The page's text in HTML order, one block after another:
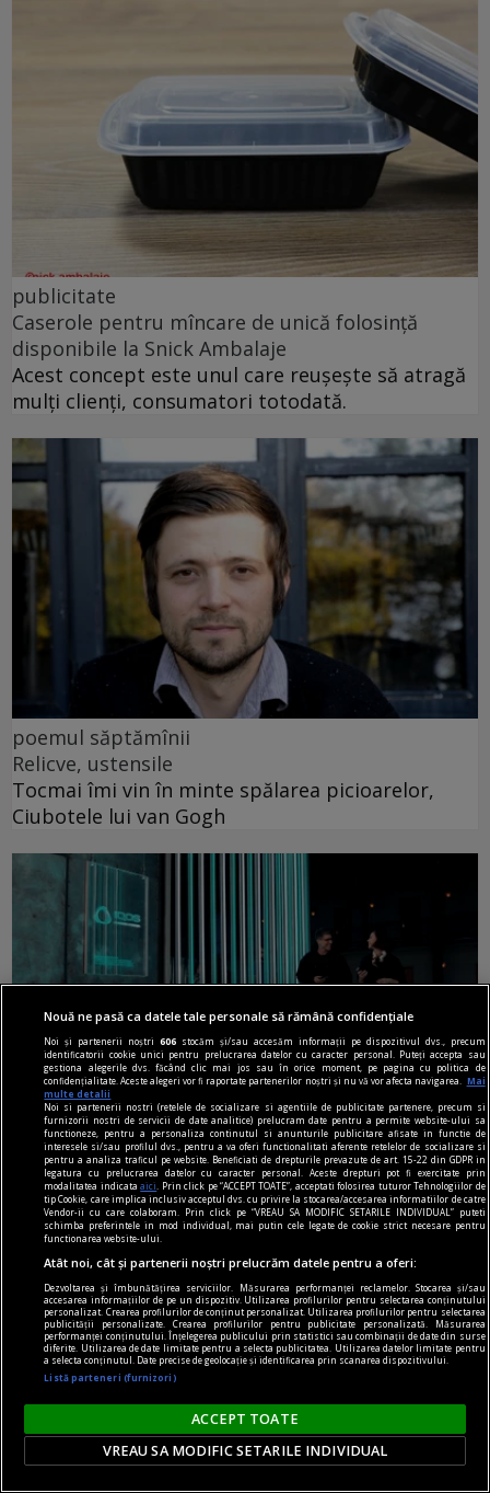
publicitate
Caserole pentru mîncare de unică folosință
disponibile la Snick Ambalaje
Acest concept este unul care reușește să atragă
mulți clienți, consumatori totodată.
poemul săptămînii
Relicve, ustensile
Tocmai îmi vin în minte spălarea picioarelor,
Ciubotele lui van Gogh
material susținut de iqos
Omid Ghannadi, creatorul instalației IQOS x
DIPLOMA: Apreciez că sînt companii care se
implică atît de vizibil în sprijinul comunității
El este omul din spatele instalației imersive IQOS
proiectată special pentru ediția de anul acesta a
festivalului DIPLOMA.
Parteneri
Nouă ne pasă ca datele tale personale să rămână confidențiale
Noi și partenerii noștri606 stocăm și/sau accesăm informații pe dispozitivul dvs., precum
identificatorii cookie unici pentru prelucrarea datelor cu caracter personal. Puteți accepta sau
gestiona alegerile dvs. făcând clic mai jos sau în orice moment, pe pagina cu politica de
confidențialitate. Aceste alegeri vor fi raportate partenerilor noștri și nu vă vor afecta navigarea.
Mai
multe detalii
Noi si partenerii nostri (retelele de socializare si agentiile de publicitate partenere, precum si
furnizorii nostri de servicii de date analitice) prelucram date pentru a permite website-ului sa
functioneze, pentru a personaliza continutul si anunturile publicitare afisate in functie de
interesele si/sau profilul dvs., pentru a va oferi functionalitati aferente retelelor de socializare si
pentru a analiza traficul pe website. Beneficiati de drepturile prevazute de art. 15-22 din GDPR in
legatura cu prelucrarea datelor cu caracter personal. Aceste drepturi pot fi exercitate prin
modalitatea indicataaici
. Prin click pe “ACCEPT TOATE”, acceptati folosirea tuturor Tehnologiilor de
tip Cookie, care implica inclusiv acceptul dvs. cu privire la stocarea/accesarea informatiilor de catre
Vendor-ii cu care colaboram. Prin click pe “VREAU SA MODIFIC SETARILE INDIVIDUAL” puteti
schimba preferintele in mod individual, mai putin cele legate de cookie strict necesare pentru
functionarea website-ului.
Atât noi, cât și partenerii noștri prelucrăm datele pentru a oferi:
Dezvoltarea și îmbunătățirea serviciilor. Măsurarea performanței reclamelor. Stocarea și/sau
accesarea informațiilor de pe un dispozitiv. Utilizarea profilurilor pentru selectarea conținutului
personalizat. Crearea profilurilor de conținut personalizat. Utilizarea profilurilor pentru selectarea
publicității personalizate. Crearea profilurilor pentru publicitate personalizată. Măsurarea
performanței conținutului. Înțelegerea publicului prin statistici sau combinații de date din surse
diferite. Utilizarea de date limitate pentru a selecta publicitatea. Utilizarea datelor limitate pentru
a selecta conținutul. Date precise de geolocație și identificarea prin scanarea dispozitivului.
Listă parteneri (furnizori)
ACCEPT TOATE
VREAU SA MODIFIC SETARILE INDIVIDUAL